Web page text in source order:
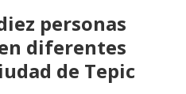
personas
diferentes
de Tepic